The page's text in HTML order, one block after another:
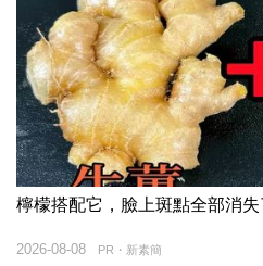
檸檬搭配它，臉上斑點全部消
PR・新素簡
2026-08-08